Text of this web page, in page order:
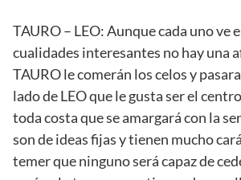
TAURO – LEO: Aunque cada uno ve
cualidades interesantes no hay una
TAURO le comerán los celos y
lado de LEO que le gusta ser el
toda costa que se amargará con la
son de ideas fijas y tienen mucho
temer que ninguno será capaz de